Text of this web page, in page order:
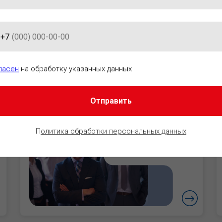
ПРАВОВОГО
Руководители
Уверенность в
безопасности
+7
на обработку указанных данных
Отправить
Политика обработки персональных данных